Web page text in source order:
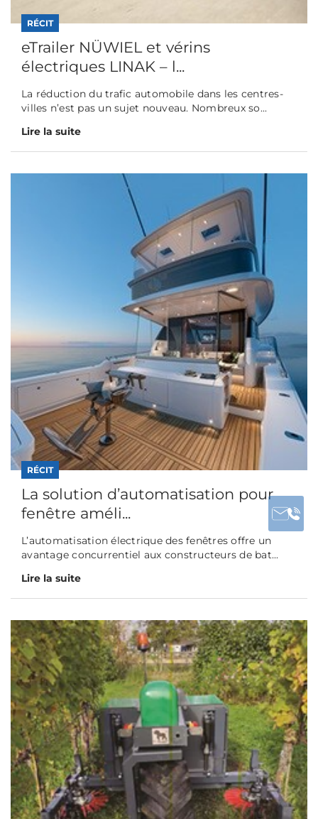
RÉCIT
eTrailer NÜWIEL et vérins
électriques LINAK – l...
La réduction du trafic automobile dans les centres-
villes n’est pas un sujet nouveau. Nombreux so...
Lire la suite
RÉCIT
La solution d’automatisation pour
fenêtre améli...
L’automatisation électrique des fenêtres offre un
avantage concurrentiel aux constructeurs de bat...
Lire la suite